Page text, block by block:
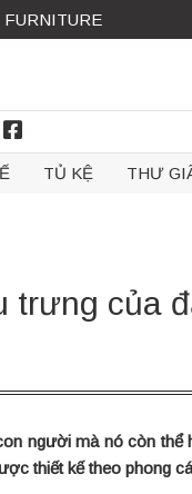
FACEBOOK
TỦ KỆ THƯ
trưng của
người mà nó còn thể
thiết kế theo phong